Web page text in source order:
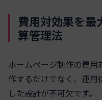
費用対効果を最
算管理法
ホームページ制作の費
作するだけでなく、運
した設計が不可欠です。